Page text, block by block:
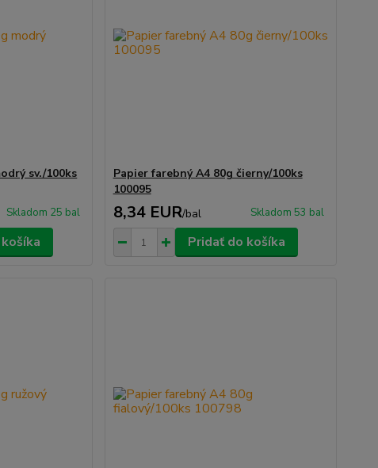
sv./100ks
Skladom 25 bal
Papier farebný A4 80g čierny/100ks
100095
8,34 EUR/bal Skladom 53 bal
Pridať do košíka